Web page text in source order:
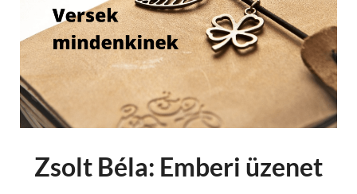
Zsolt Béla: Emberi üzenet